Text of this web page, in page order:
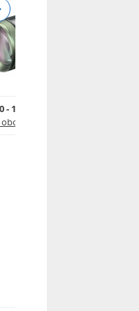
- 1 590 Kč